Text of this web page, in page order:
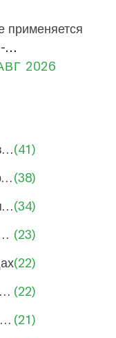
и
применяется
2026
Управление качеством в машиностроении(41)
Инновации в машиностроении и производстве(38)
Безопасность труда на производствах(34)
в производстве (23)
(22)
Проблемы и перспективы машиностроения (22)
Роль заводов в экономике России (21)